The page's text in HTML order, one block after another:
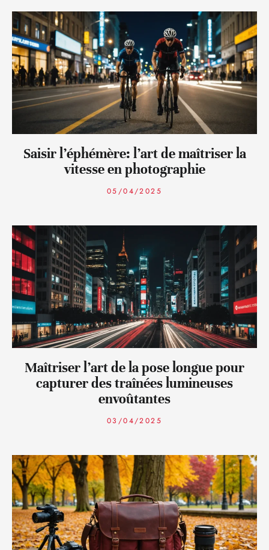
Saisir l’éphémère: l’art de maîtriser la
vitesse en photographie
05/04/2025
Maîtriser l’art de la pose longue pour
capturer des traînées lumineuses
envoûtantes
03/04/2025